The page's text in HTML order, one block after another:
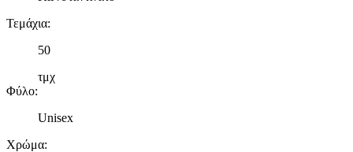
μας και την ανάπτυξη προϊόντων. Επίσης, κοινοποιούμε
πληροφορίες σχετικά με την από μέρους σας χρήση της
τοποθεσίας μας στους συνεργάτες μέσων κοινωνικής
Τεμάχια:
50
τμχ
Φύλο:
Unisex
Χρώμα: